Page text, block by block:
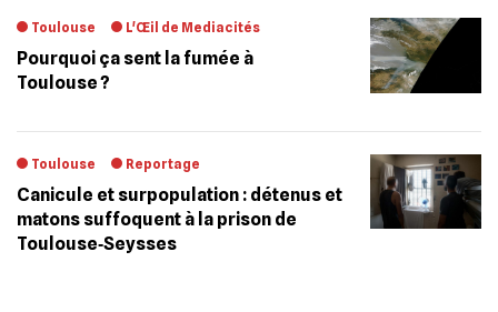
Toulouse L'Œil de Mediacités
Pourquoi ça sent la fumée à
Toulouse ?
Toulouse Reportage
Canicule et surpopulation : détenus et
matons suffoquent à la prison de
Toulouse‐Seysses